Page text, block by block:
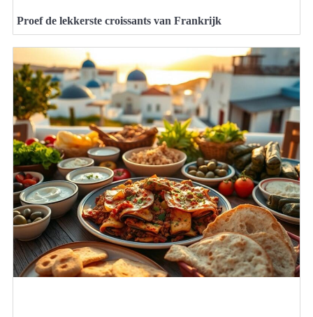
Proef de lekkerste croissants van Frankrijk